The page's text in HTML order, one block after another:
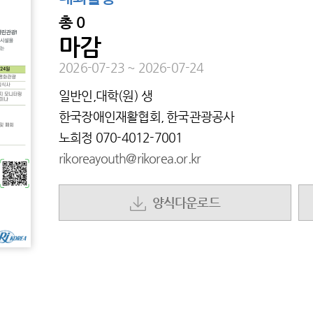
총 0
마감
2026-07-23 ~ 2026-07-24
일반인,대학(원) 생
한국장애인재활협회, 한국관광공사
노희정 070-4012-7001
rikoreayouth@rikorea.or.kr
양식다운로드